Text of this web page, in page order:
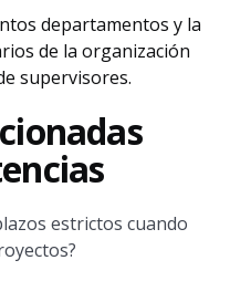
departamentos y la
de la organización
supervisores.
estrictos cuando